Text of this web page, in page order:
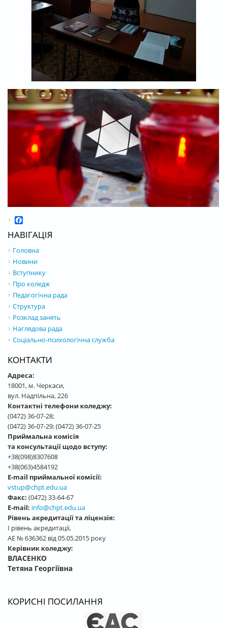
НАВІГАЦІЯ
Головна
Новини
Вступнику
Про коледж
Педагогічна рада
Структура
Розклад занять
Наглядова рада
Соціально-психологічна служба
КОНТАКТИ
Адреса:
18001, м. Черкаси,
вул. Надпільна, 226
Контактні телефони коледжу:
(0472) 36-07-28;
(0472) 36-07-29; (0472) 36-07-25
Приймальна комісія
та консультації щодо вступу:
+38(098)8307608
+38(063)4584192
E-mail приймальної комісії:
vstup@chpt.edu.ua
Факс: (0472) 33-64-67
E-mail: info@chpt.edu.ua
Рівень акредитації та ліцензія:
І рівень акредитації,
АЕ № 636362 від 05.05.2015 року
Керівник коледжу:
ВЛАСЕНКО
Тетяна Георгіївна
КОРИСНІ ПОСИЛАННЯ